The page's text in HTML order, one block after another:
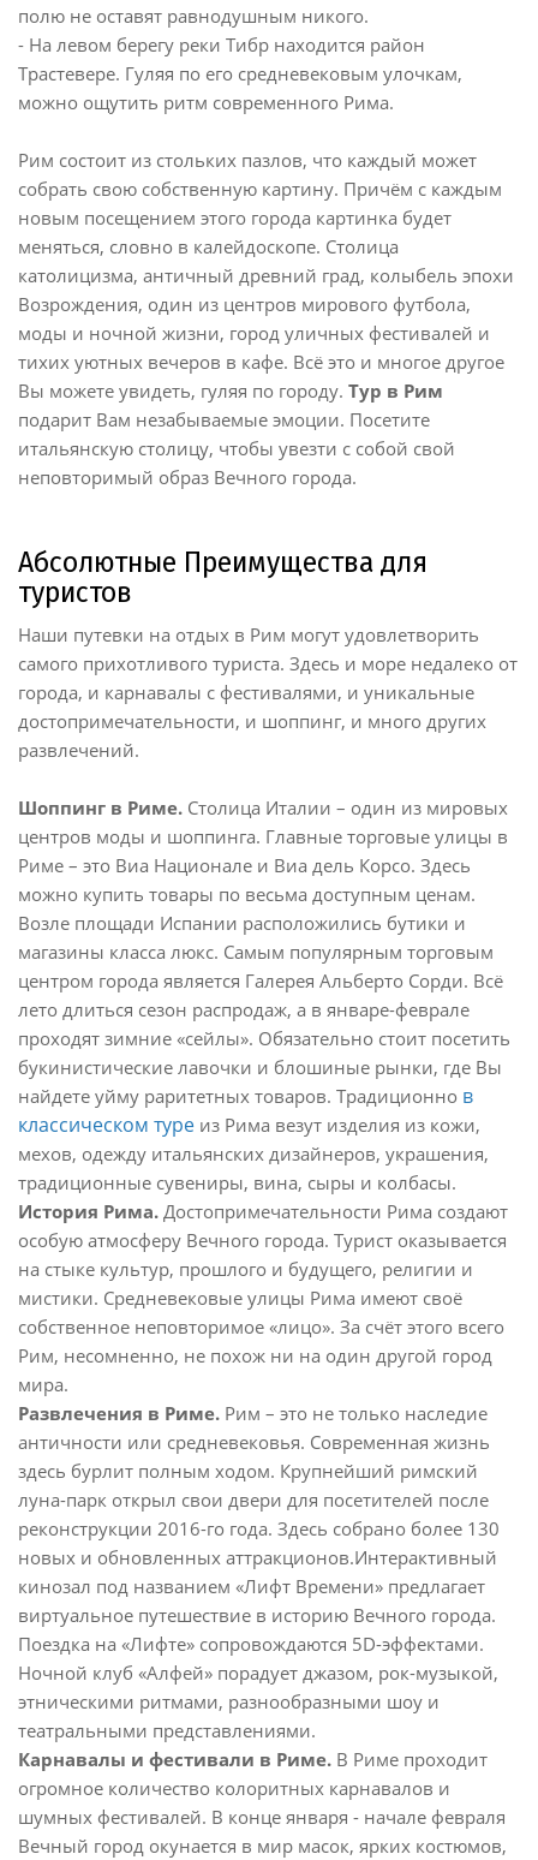
полю не оставят равнодушным никого.
- На левом берегу реки Тибр находится район
Трастевере. Гуляя по его средневековым улочкам,
можно ощутить ритм современного Рима.
Рим состоит из стольких пазлов, что каждый может
собрать свою собственную картину. Причём с каждым
новым посещением этого города картинка будет
меняться, словно в калейдоскопе. Столица
католицизма, античный древний град, колыбель эпохи
Возрождения, один из центров мирового футбола,
моды и ночной жизни, город уличных фестивалей и
тихих уютных вечеров в кафе. Всё это и многое другое
Вы можете увидеть, гуляя по городу. Тур в Рим
подарит Вам незабываемые эмоции. Посетите
итальянскую столицу, чтобы увезти с собой свой
неповторимый образ Вечного города.
Абсолютные Преимущества для
туристов
Наши путевки на отдых в Рим могут удовлетворить
самого прихотливого туриста. Здесь и море недалеко от
города, и карнавалы с фестивалями, и уникальные
достопримечательности, и шоппинг, и много других
развлечений.
Шоппинг в Риме. Столица Италии – один из мировых
центров моды и шоппинга. Главные торговые улицы в
Риме – это Виа Национале и Виа дель Корсо. Здесь
можно купить товары по весьма доступным ценам.
Возле площади Испании расположились бутики и
магазины класса люкс. Самым популярным торговым
центром города является Галерея Альберто Сорди. Всё
лето длиться сезон распродаж, а в январе-феврале
проходят зимние «сейлы». Обязательно стоит посетить
букинистические лавочки и блошиные рынки, где Вы
найдете уйму раритетных товаров. Традиционно в
классическом туре из Рима везут изделия из кожи,
мехов, одежду итальянских дизайнеров, украшения,
традиционные сувениры, вина, сыры и колбасы.
История Рима. Достопримечательности Рима создают
особую атмосферу Вечного города. Турист оказывается
на стыке культур, прошлого и будущего, религии и
мистики. Средневековые улицы Рима имеют своё
собственное неповторимое «лицо». За счёт этого всего
Рим, несомненно, не похож ни на один другой город
мира.
Развлечения в Риме. Рим – это не только наследие
античности или средневековья. Современная жизнь
здесь бурлит полным ходом. Крупнейший римский
луна-парк открыл свои двери для посетителей после
реконструкции 2016-го года. Здесь собрано более 130
новых и обновленных аттракционов.Интерактивный
кинозал под названием «Лифт Времени» предлагает
виртуальное путешествие в историю Вечного города.
Поездка на «Лифте» сопровождаются 5D-эффектами.
Ночной клуб «Алфей» порадует джазом, рок-музыкой,
этническими ритмами, разнообразными шоу и
театральными представлениями.
Карнавалы и фестивали в Риме. В Риме проходит
огромное количество колоритных карнавалов и
шумных фестивалей. В конце января - начале февраля
Вечный город окунается в мир масок, ярких костюмов,